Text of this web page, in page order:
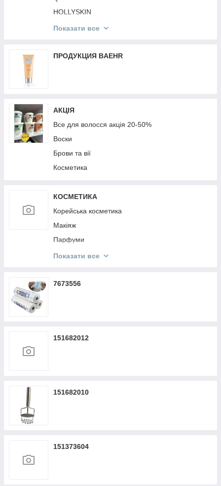
HOLLYSKIN
Mr.SCRUBBER
Victoria's Secret
Top Beauty
Показати все
ПРОДУКЦИЯ BAEHR
АКЦІЯ
Все для волосся акція 20-50%
Воски
Брови та вії
Косметика
КОСМЕТИКА
Корейська косметика
Макіяж
Парфуми
Кисти Make Up
Показати все
7673556
151682012
151682010
151373604